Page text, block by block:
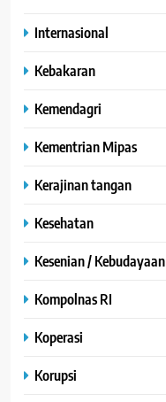
Internasional
Kebakaran
Kemendagri
Kementrian Mipas
Kerajinan tangan
Kesehatan
Kesenian / Kebudayaan
Kompolnas RI
Koperasi
Korupsi